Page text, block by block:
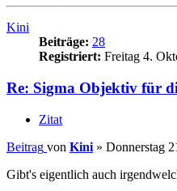
Kini
Beiträge: 28
Registriert: Freitag 4.
Re: Sigma Objektiv für
Zitat
Beitrag von Kini » Donnerstag
Gibt's eigentlich auch